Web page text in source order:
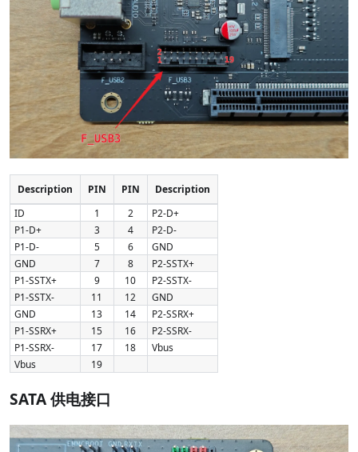
Description PIN PIN
Description
ID
1 2
P2-D+
P1-D+
3 4
P2-D-
P1-D-
5 6
GND
GND
7 8
P2-SSTX+
P1-SSTX+
9 10
P2-SSTX-
P1-SSTX-
11 12
GND
GND
13 14
P2-SSRX+
P1-SSRX+
15 16
P2-SSRX-
P1-SSRX-
17 18
Vbus
Vbus
19
SATA 供电接口